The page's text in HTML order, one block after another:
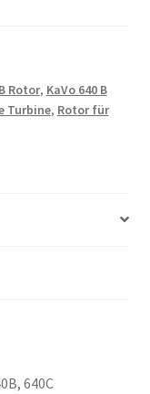
Rotor, KaVo 640 B
Turbine, Rotor für
640C